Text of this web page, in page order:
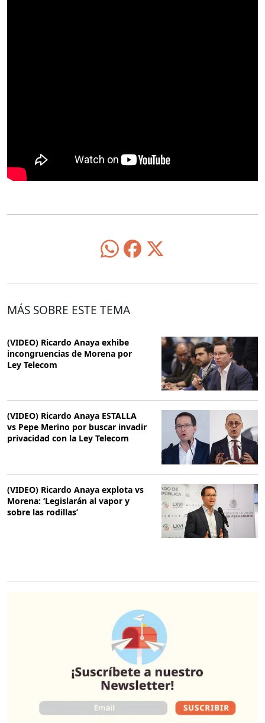
MÁS SOBRE ESTE TEMA
(VIDEO) Ricardo Anaya exhibe
incongruencias de Morena por
Ley Telecom
(VIDEO) Ricardo Anaya ESTALLA
vs Pepe Merino por buscar invadir
privacidad con la Ley Telecom
(VIDEO) Ricardo Anaya explota vs
Morena: ‘Legislarán al vapor y
sobre las rodillas’